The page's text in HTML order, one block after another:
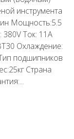
инструмента
Мощность:5.5
Ток: 11A
Охлаждение:
подшипников
Страна